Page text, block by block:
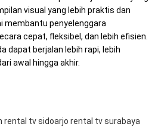
visual yang lebih praktis dan
membantu penyelenggara
cepat, fleksibel, dan lebih efisien.
dapat berjalan lebih rapi, lebih
awal hingga akhir.
rental tv sidoarjo rental tv surabaya